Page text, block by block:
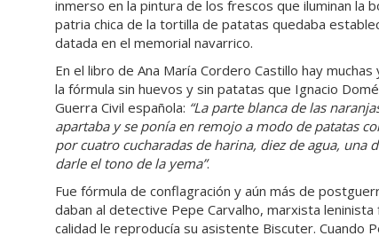
inmerso en la pintura de los frescos que iluminan la
patria chica de la tortilla de patatas quedaba
datada en el memorial navarrico.
En el libro de Ana María Cordero Castillo hay
la fórmula sin huevos y sin patatas que Ignacio
Guerra Civil española: “La parte blanca de las
apartaba y se poní­a en remojo a modo de patatas
por cuatro cucharadas de harina, diez de agua,
darle el tono de layema”.
Fue fórmula de conflagración y aún más de
daban al detective Pepe Carvalho, marxista
calidad le reproducía su asistente Biscuter. Cuando